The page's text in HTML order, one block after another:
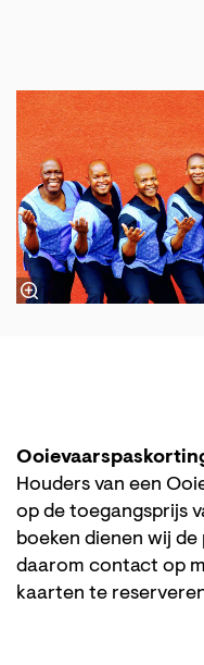
Houders van een
op de toegangsprijs
boeken dienen wij
daarom contact op
kaarten te